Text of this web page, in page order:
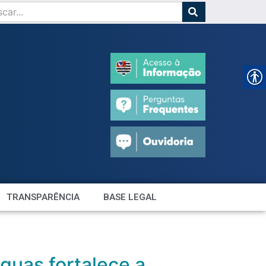
TRANSPARÊNCIA BASE LEGAL